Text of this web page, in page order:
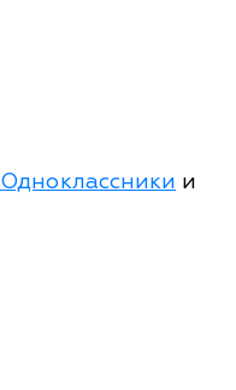
Одноклассники и